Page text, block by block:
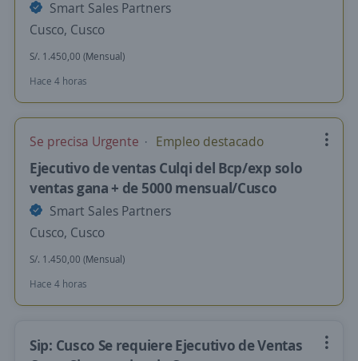
Smart Sales Partners
Cusco, Cusco
S/. 1.450,00 (Mensual)
Hace 4 horas
Se precisa Urgente Empleo destacado
Ejecutivo de ventas Culqi del Bcp/exp solo
ventas gana + de 5000 mensual/Cusco
Smart Sales Partners
Cusco, Cusco
S/. 1.450,00 (Mensual)
Hace 4 horas
Sip: Cusco Se requiere Ejecutivo de Ventas